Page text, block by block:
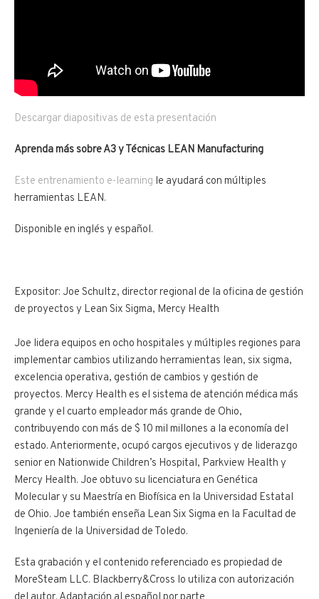
Descargar diapositivas de esta presentación
Aprenda más sobre A3 y Técnicas LEAN Manufacturing
Este entrenamiento e-learning le ayudará con múltiples
herramientas LEAN.
Disponible en inglés y español.
Expositor: Joe Schultz, director regional de la oficina de gestión
de proyectos y Lean Six Sigma, Mercy Health
Joe lidera equipos en ocho hospitales y múltiples regiones para
implementar cambios utilizando herramientas lean, six sigma,
excelencia operativa, gestión de cambios y gestión de
proyectos. Mercy Health es el sistema de atención médica más
grande y el cuarto empleador más grande de Ohio,
contribuyendo con más de $ 10 mil millones a la economía del
estado. Anteriormente, ocupó cargos ejecutivos y de liderazgo
senior en Nationwide Children’s Hospital, Parkview Health y
Mercy Health. Joe obtuvo su licenciatura en Genética
Molecular y su Maestría en Biofísica en la Universidad Estatal
de Ohio. Joe también enseña Lean Six Sigma en la Facultad de
Ingeniería de la Universidad de Toledo.
Esta grabación y el contenido referenciado es propiedad de
MoreSteam LLC. Blackberry&Cross lo utiliza con autorización